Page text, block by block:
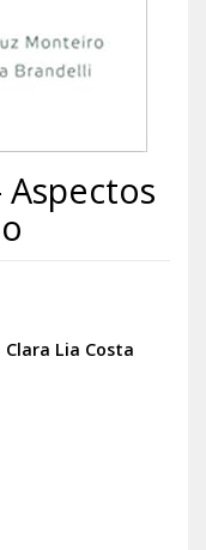
Clara Lia Costa